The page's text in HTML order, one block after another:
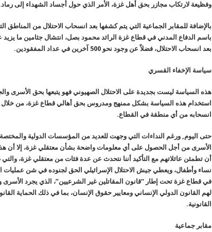
وفظيعة لارتكاب مجازر بحق أهل غزة، الأمر الذي حول أجساد الشهداء إلى
بالإضافة للمقابر الجماعية التي يتم كشفها بعد انسحاب الاحتلال من
بعد انسحاب الاحتلال، فضلاً عن وجود نحو 500 آخرين في عداد المفقودين.
سياسة الإخفاء القسري
هذه السياسة ليست بجديدة على الاحتلال الصهيوني فهو يتبعها بحق الأسرى
استخدام هذه السياسة بشكل ممنهج ومدروس بحق أهالي قطاع غزة، من
انسحابه من أي منطقة في القطاع.
حتى اليوم, ورغم النداءات التي وجهت للعديد من المؤسسات الدولية
الأسرى من أجل الحصول على أي معلومات واضحة بشأن معتقلي غزة، إلا أن
أن تطمئن عائلاتهم مع التأكيد أننا نتحدث عن عدة فئات من معتقلي غزة،
نساء وأطفال، ويعطي جيش الاحتلال الإسرائيلي الحق لجنوده في شن عمليات
في قطاع غزة تحت إطار “قانون المقاتلين غير الشرعيين”، الذي يجرد الأسرى
لهم القانون الدولي الإنساني ومعايير حقوق الإنسان، بما في ذلك الحماية
القانونية.
مقابر جماعية